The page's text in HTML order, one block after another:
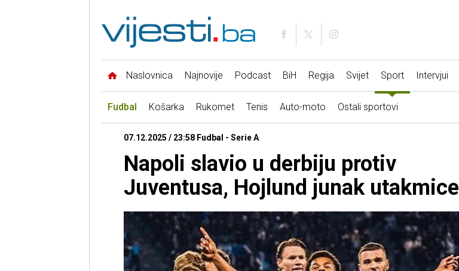
Naslovnica Najnovije Podcast BiH Regija Svijet Sport Intervjui
Fudbal Košarka Rukomet Tenis Auto-moto Ostali sportovi
07.12.2025 / 23:58 Fudbal - Serie A
Napoli slavio u derbiju protiv
Juventusa, Hojlund junak utakmice